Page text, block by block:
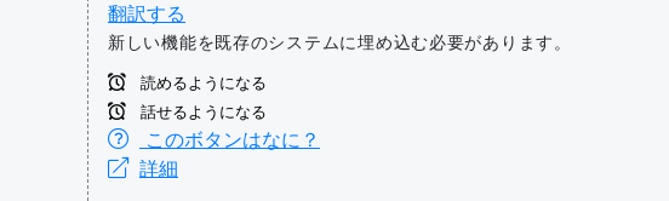
翻訳する
新しい機能を既存のシステムに埋め込む必要があります。
読めるようになる
話せるようになる
このボタンはなに？
詳細